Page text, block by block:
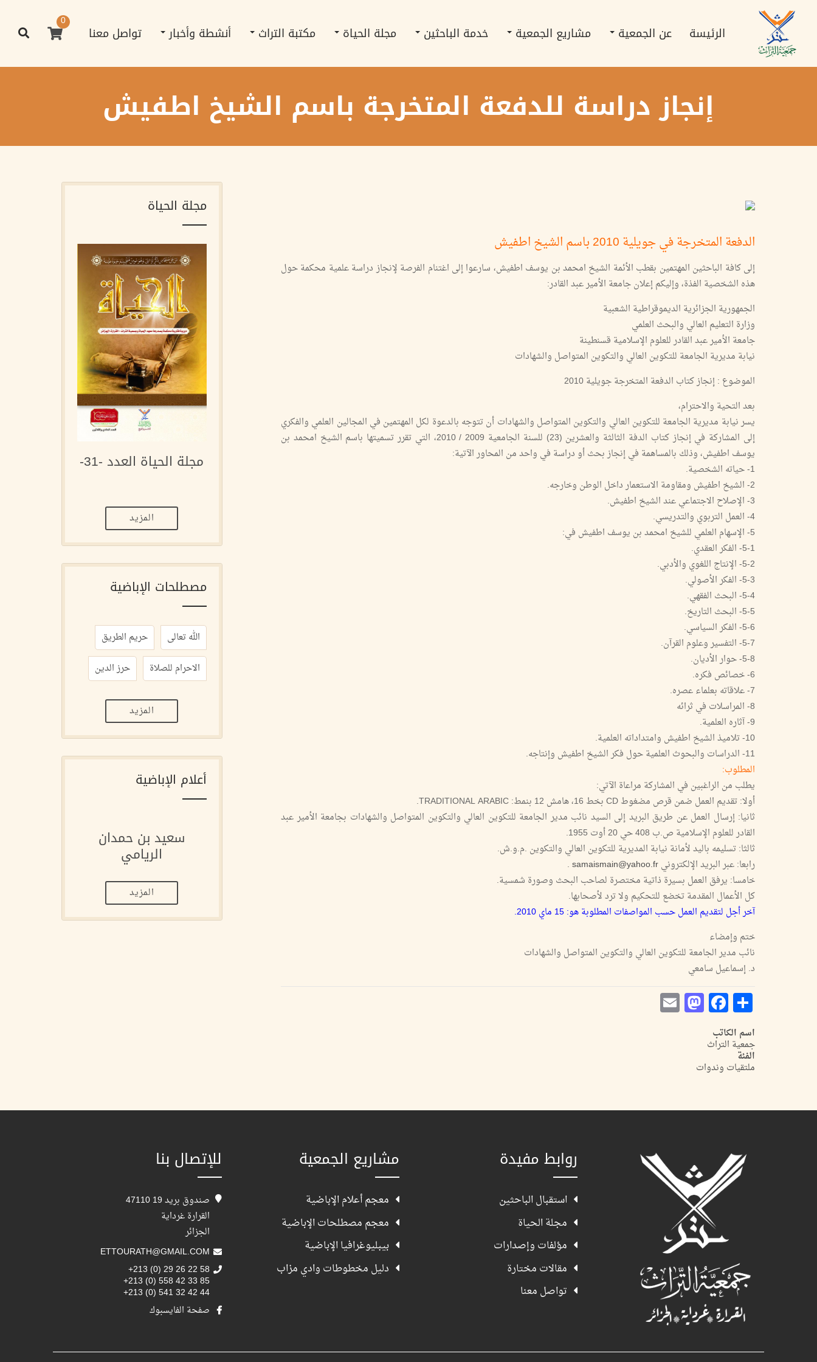
الرئيسي navigation
الرئيسة عن الجمعية مشاريع الجمعية خدمة الباحثين مجلة الحياة مكتبة التراث أنشطة وأخبار تواصل معنا
0
إنجاز دراسة للدفعة المتخرجة باسم الشيخ اطفيش
الدفعة المتخرجة في جويلية 2010 باسم الشيخ اطفيش
إلى كافة الباحثين المهتمين بقطب الأئمة الشيخ امحمد بن يوسف اطفيش، سارعوا إلى اغتنام الفرصة لإنجاز دراسة علمية محكمة حول
هذه الشخصية الفذة، وإليكم إعلان جامعة الأمير عبد القادر:
الجمهورية الجزائرية الديموقراطية الشعبية
وزارة التعليم العالي والبحث العلمي
جامعة الأمير عبد القادر للعلوم الإسلامية قسنطينة
نيابة مديرية الجامعة للتكوين العالي والتكوين المتواصل والشهادات
الموضوع : إنجاز كتاب الدفعة المتخرجة جويلية 2010
بعد التحية والاحترام،
يسر نيابة مديرية الجامعة للتكوين العالي والتكوين المتواصل والشهادات أن تتوجه بالدعوة لكل المهتمين في المجالين العلمي والفكري
إلى المشاركة في إنجاز كتاب الدفة الثالثة والعشرين (23) للسنة الجامعية 2009 / 2010، التي تقرر تسميتها باسم الشيخ امحمد بن
يوسف اطفيش، وذلك بالمساهمة في إنجاز بحث أو دراسة في واحد من المحاور الآتية:
1- حياته الشخصية.
2- الشيخ اطفيش ومقاومة الاستعمار داخل الوطن وخارجه.
3- الإصلاح الاجتماعي عند الشيخ اطفيش.
4- العمل التربوي والتدريسي.
5- الإسهام العلمي للشيخ امحمد بن يوسف اطفيش في:
5-1- الفكر العقدي.
5-2- الإنتاج اللغوي والأدبي.
5-3- الفكر الأصولي.
5-4- البحث الفقهي.
5-5- البحث التاريخ.
5-6- الفكر السياسي.
5-7- التفسير وعلوم القرآن.
5-8- حوار الأديان.
6- خصائص فكره.
7- علاقاته بعلماء عصره.
8- المراسلات في ثرائه
9- آثاره العلمية.
10- تلاميذ الشيخ اطفيش وامتداداته العلمية.
11- الدراسات والبحوث العلمية حول فكر الشيخ اطفيش وإنتاجه.
المطلوب:
يطلب من الراغبين في المشاركة مراعاة الآتي:
أولا: تقديم العمل ضمن قرص مضغوط CD بخط 16، هامش 12 بنمط: TRADITIONAL ARABIC.
ثانيا: إرسال العمل عن طريق البريد إلى السيد نائب مدير الجامعة للتكوين العالي والتكوين المتواصل والشهادات بجامعة الأمير عبد
القادر للعلوم الإسلامية ص.ب 408 حي 20 أوت 1955.
ثالثا: تسليمه باليد لأمانة نيابة المديرية للتكوين العالي والتكوين .م.و.ش.
رابعا: عبر البريد الإلكترونيsamaismain@yahoo.fr
.
خامسا: يرفق العمل بسيرة ذاتية مختصرة لصاحب البحث وصورة شمسية.
كل الأعمال المقدمة تخضع للتحكيم ولا ترد لأصحابها.
آخر أجل لتقديم العمل حسب المواصفات المطلوبة هو: 15 ماي 2010.
ختم وإمضاء
نائب مدير الجامعة للتكوين العالي والتكوين المتواصل والشهادات
د. إسماعيل سامعي
Share
Facebook
Mastodon
اسم الكاتب
جمعية التراث
الفئة
ملتقيات وندوات
مجلة الحياة
مجلة الحياة العدد -31-
المزيد
مصطلحات الإباضية
الله تعالى
حريم الطريق
الاحرام للصلاة
حرز الدين
المزيد
أعلام الإباضية
سعيد بن حمدان
الريامي
المزيد
روابط مفيدة
استقبال الباحثين
مجلة الحياة
مؤلفات وإصدارات
مقالات مختارة
تواصل معنا
مشاريع الجمعية
معجم أعلام الإباضية
معجم مصطلحات الإباضية
بيبليوغرافيا الإباضية
دليل مخطوطات وادي مزاب
للإتصال بنا
صندوق بريد 19 47110
القرارة غرداية
الجزائر
ETTOURATH@GMAIL.COM
+213 (0) 29 26 22 58
+213 (0) 558 42 33 85
+213 (0) 541 32 42 44
صفحة الفايسبوك